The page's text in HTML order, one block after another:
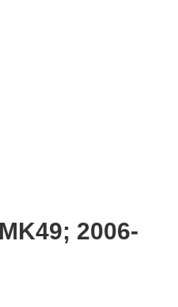
2006-